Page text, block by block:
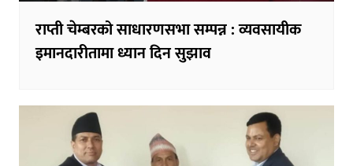
राप्ती चेम्बरको साधारणसभा सम्पन्न : व्यवसायीक
इमानदारीतामा ध्यान दिन सुझाव